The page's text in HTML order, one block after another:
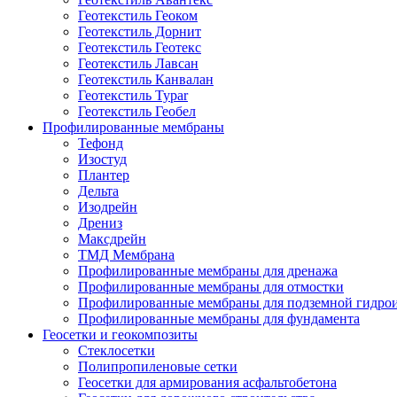
Геотекстиль Геоком
Геотекстиль Дорнит
Геотекстиль Геотекс
Геотекстиль Лавсан
Геотекстиль Канвалан
Геотекстиль Typar
Геотекстиль Геобел
Профилированные мембраны
Тефонд
Изостуд
Плантер
Дельта
Изодрейн
Дрениз
Максдрейн
ТМД Мембрана
Профилированные мембраны для дренажа
Профилированные мембраны для отмостки
Профилированные мембраны для подземной
Профилированные мембраны для фундамента
Геосетки и геокомпозиты
Стеклосетки
Полипропиленовые сетки
Геосетки для армирования асфальтобетона